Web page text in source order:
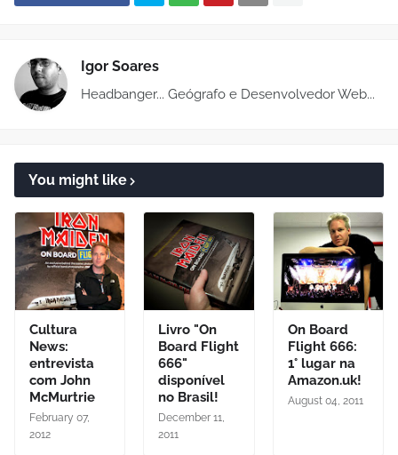
Igor Soares
Headbanger... Geógrafo e Desenvolvedor Web...
You might like
Cultura
News:
entrevista
com John
McMurtrie
February 07,
2012
Livro "On
Board Flight
666"
disponível
no Brasil!
December 11,
2011
On Board
Flight 666:
1° lugar na
Amazon.uk!
August 04, 2011